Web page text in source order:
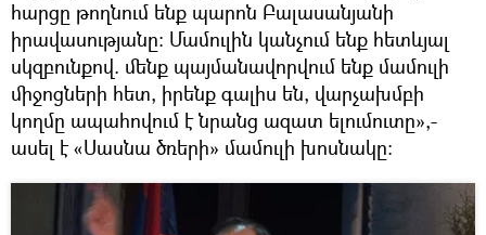
հարցը թողնում ենք պարոն Բալասանյանի
իրավասությանը: Մամուլին կանչում ենք հետևյալ
սկզբունքով. մենք պայմանավորվում ենք մամուլի
միջոցների հետ, իրենք գալիս են, վարչախմբի
կողմը ապահովում է նրանց ազատ ելումուտը»,-
ասել է «Սասնա ծռերի» մամուլի խոսնակը: